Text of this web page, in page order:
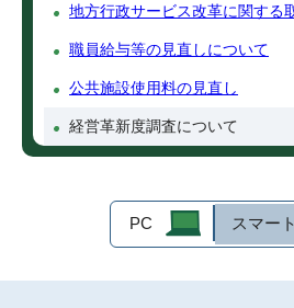
地方行政サービス改革に関する
職員給与等の見直しについて
公共施設使用料の見直し
経営革新度調査について
PC スマー